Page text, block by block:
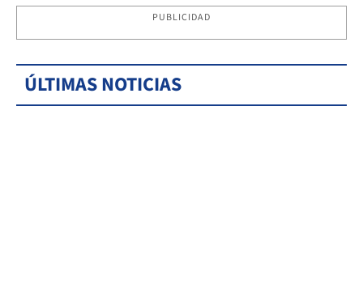
PUBLICIDAD
ÚLTIMAS NOTICIAS